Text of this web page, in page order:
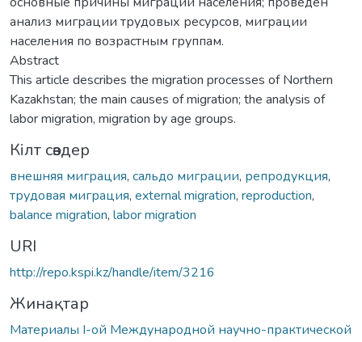
анализ миграции трудовых ресурсов, миграции
населения по возрастным группам.
Abstract
This article describes the migration processes of Northern
Kazakhstan; the main causes of migration; the analysis of
labor migration, migration by age groups.
Кілт сөздер
внешняя миграция, сальдо миграции, репродукция,
трудовая миграция, external migration, reproduction,
balance migration, labor migration
URI
http://repo.kspi.kz/handle/item/3216
Жинақтар
Материалы I-ой Международной научно-практической